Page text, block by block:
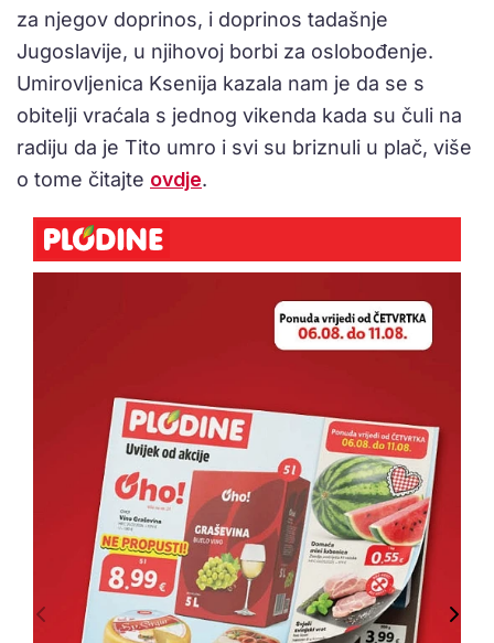
za njegov doprinos, i doprinos tadašnje
Jugoslavije, u njihovoj borbi za oslobođenje.
Umirovljenica Ksenija kazala nam je da se s
obitelji vraćala s jednog vikenda kada su čuli na
radiju da je Tito umro i svi su briznuli u plač, više
o tome čitajte ovdje.